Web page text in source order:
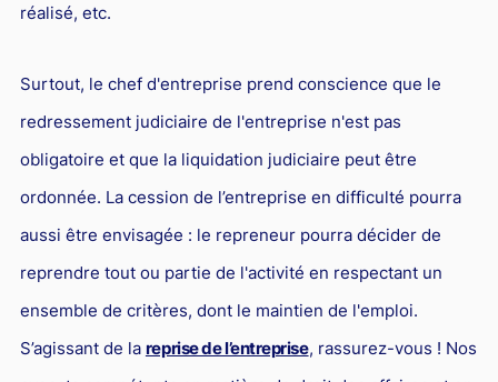
réalisé, etc.
Surtout, le chef d'entreprise prend conscience que le
redressement judiciaire de l'entreprise n'est pas
obligatoire et que la liquidation judiciaire peut être
ordonnée. La cession de l’entreprise en difficulté pourra
aussi être envisagée : le repreneur pourra décider de
reprendre tout ou partie de l'activité en respectant un
ensemble de critères, dont le maintien de l'emploi.
S’agissant de la reprise de l’entreprise, rassurez-vous ! Nos